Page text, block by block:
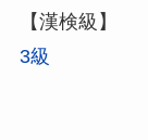
【漢検級】
3級